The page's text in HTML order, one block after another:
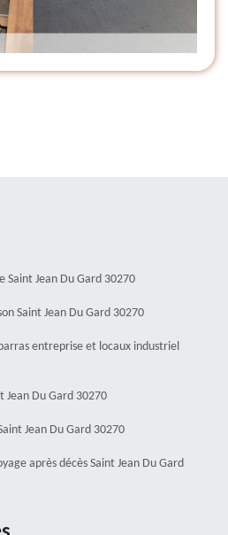
Saint Jean Du Gard 30270
Saint Jean Du Gard 30270
entreprise et locaux industriel
Jean Du Gard 30270
Jean Du Gard 30270
après décès Saint Jean Du Gard